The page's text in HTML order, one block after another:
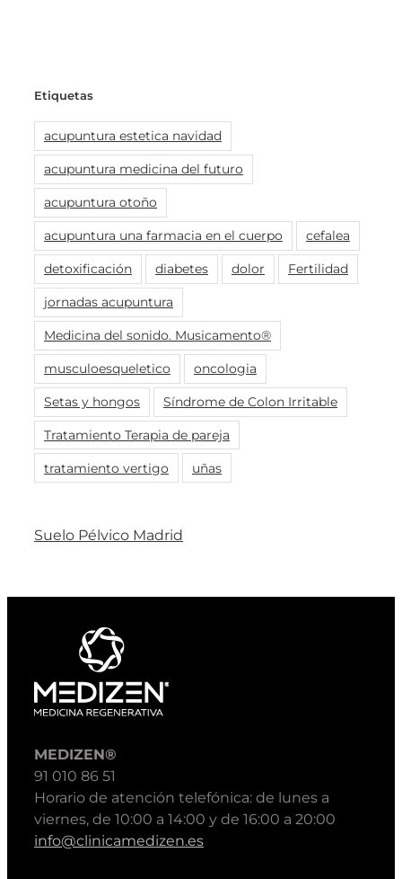
Etiquetas
acupuntura estetica navidad
acupuntura medicina del futuro
acupuntura otoño
acupuntura una farmacia en el cuerpo cefalea
detoxificación diabetes dolor Fertilidad
jornadas acupuntura
Medicina del sonido. Musicamento®
musculoesqueletico oncologia
Setas y hongos Síndrome de Colon Irritable
Tratamiento Terapia de pareja
tratamiento vertigo uñas
Suelo Pélvico Madrid
MEDIZEN®
91 010 86 51
Horario de atención telefónica: de lunes a
viernes, de 10:00 a 14:00 y de 16:00 a 20:00
info@clinicamedizen.es